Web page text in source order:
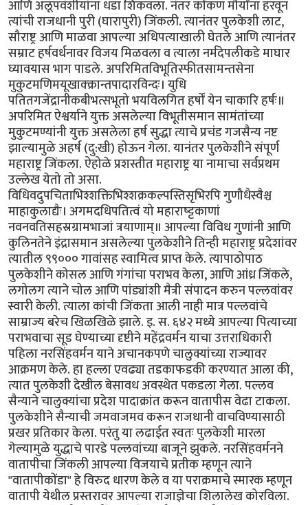
आणि अलूपवंशीयांना धडा शिकवला. नंतर कोंकण मौर्यांना हरवून
त्यांची राजधानी पुरी (घारापुरी) जिंकली. त्यानंतर पुलकेशी लाट,
सौराष्ट्र आणि माळवा आपल्या अधिपत्याखाली घेतले आणि त्यानंतर
सम्राट हर्षवर्धनावर विजय मिळवला व त्याला नर्मदेपलीकडे माघार
घ्यावयास भाग पाडले. अपरिमितविभूतिस्फीतसामन्तसेना
मुकुटमणिमयूखाक्क्रान्तपादारविन्दः। युधि
पतितगजेंद्रानीकबीभत्सभूतो भयविलगित हर्षों येन चाकारि हर्षः॥
अपरिमित ऐश्वर्याने युक्त असलेल्या विभूतीसमान सामंतांच्या
मुकुटमण्यांनी युक्त असलेला हर्ष सुद्धा त्याचे प्रचंड गजसैन्य नष्ट
झाल्यामुळे अहर्ष (दु:खी) होऊन गेला. यानंतर पुलकेशीने संपूर्ण
महाराष्ट्र जिंकला. ऐहोळे प्रशस्तीत महाराष्ट्र या नामाचा सर्वप्रथम
उल्लेख येतो तो असा.
विधिवदुपचिताभिश्शक्तिभिश्शक्रकल्पस्तिसृभिरपि गुणौधैस्वैश्च
माहाकुलाद्यैः। अगमदधिपतित्वं यो महाराष्ट्टकाणां
नवनवतिसहस्रग्रामभाजां त्रयाणाम्॥ आपल्या विविध गुणांनी आणि
कुलिनतेने इंद्रासमान असलेल्या पुलकेशीने तिन्ही महाराष्ट्र प्रदेशांवर
त्यातील ९९००० गावांसह स्वामित्व प्राप्त केले. त्यापाठोपाठ
पुलकेशीने कोसल आणि गंगांचा पराभव केला, आणि आंध्र जिंकले,
लगोलग त्याने चोल आणि पांड्यांशी मैत्री संपादन करुन पल्लवांवर
स्वारी केली. त्याला कांची जिंकता आली नाही मात्र पल्लवांचे
साम्राज्य बरेच खिळखिळे झाले. इ. स. ६४२ मध्ये आपल्या पित्याच्या
पराभवाचा सूड घेण्याच्या दृष्टीने महेंद्रवर्मन याचा उत्तराधिकारी
पहिला नरसिंहवर्मन याने अचानकपणे चालुक्यांच्या राज्यावर
आक्रमण केले. हा हल्ला एवढ्या तडकाफडकी करण्यात आला की,
त्यात पुलकेशी देखील बेसावध अवस्थेत पकडला गेला. पल्लव
सैन्याने चालुक्यांचा प्रदेश पादाक्रांत करून वातापीस वेढा टाकला.
पुलकेशीने सैन्याची जमवाजमव करून राजधानी वाचविण्यासाठी
प्रखर प्रतिकार केला. परंतु या लढाईत स्वतः पुलकेशी मारला
गेल्यामुळे युद्धाचे पारडे पल्लवांच्या बाजूने झुकले. नरसिंहवर्मनने
वातापीचा जिंकली आपल्या विजयाचे प्रतीक म्हणून त्याने
"वातापीकोंडा" हे विरुद धारण केले व या पराक्रमाचे स्मारक म्हणून
वातापी येथील प्रस्तरावर आपल्या राजाज्ञेचा शिलालेख कोरविला.